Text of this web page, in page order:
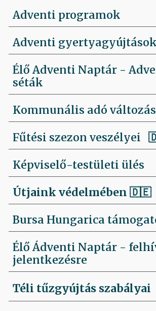
Adventi programok
Adventi gyertyagyújtások
Élő Adventi Naptár -
séták
Kommunális adó
Fűtési szezon veszélyei
Képviselő-testületi ülés
Útjaink védelmében🇩🇪
Bursa Hungarica
Élő Ádventi Naptár -
jelentkezésre
Téli tűzgyújtás szabályai